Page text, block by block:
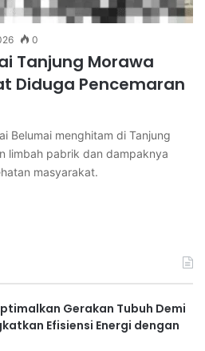
0
Tanjung Morawa
Diduga Pencemaran
Belumai menghitam di Tanjung
limbah pabrik dan dampaknya
masyarakat.
Gerakan Tubuh Demi
Efisiensi Energi dengan